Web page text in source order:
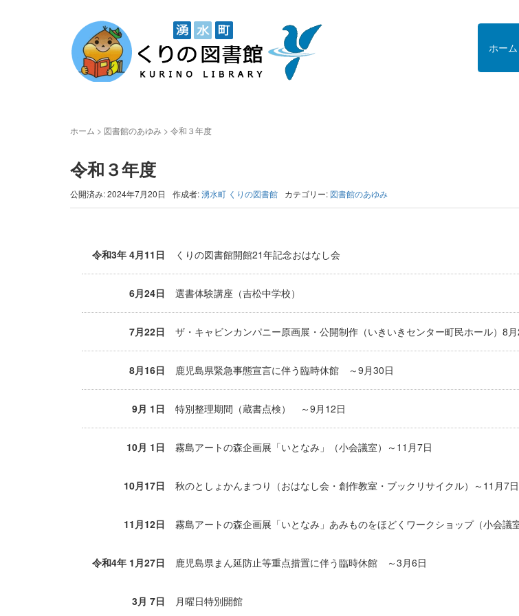
ホーム
ホーム > 図書館のあゆみ > 令和３年度
令和３年度
公開済み: 2024年7月20日 作成者:湧水町 くりの図書館 カテゴリー: 図書館のあゆみ
令和3年 4月11日 くりの図書館開館21年記念おはなし会
6月24日 選書体験講座（吉松中学校）
7月22日 ザ・キャビンカンパニー原画展・公開制作（いきいきセンター町民ホール）8
8月16日 鹿児島県緊急事態宣言に伴う臨時休館 ～9月30日
9月 1日 特別整理期間（蔵書点検） ～9月12日
10月 1日 霧島アートの森企画展「いとなみ」（小会議室）～11月7日
10月17日 秋のとしょかんまつり（おはなし会・創作教室・ブックリサイクル）～11月7日
11月12日 霧島アートの森企画展「いとなみ」あみものをほどくワークショップ（小会議
令和4年 1月27日 鹿児島県まん延防止等重点措置に伴う臨時休館 ～3月6日
3月 7日 月曜日特別開館